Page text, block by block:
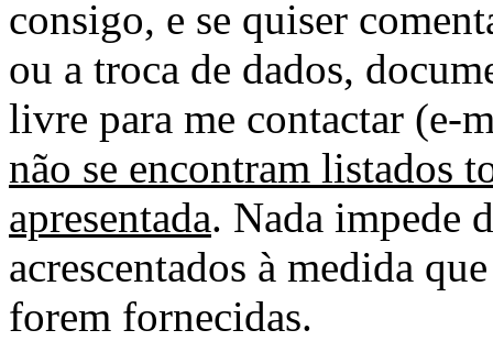
consigo, e se quiser
ou a troca de dados,
livre para me contactar (e-
não se encontram listados
apresentada. Nada impede
acrescentados à medida
forem fornecidas.